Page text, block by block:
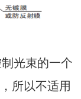
光束的一个
所以不适用